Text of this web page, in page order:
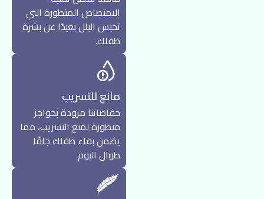
الامتصاص المتطورة التي
تحبس البلل بعيدًا عن بشرة
طفلك.
مانع للتسريب
حفاضاتنا مزودة بحواجز
متطورة لمنع التسريب، مما
يضمن بقاء طفلك جافًا
طوال اليوم.